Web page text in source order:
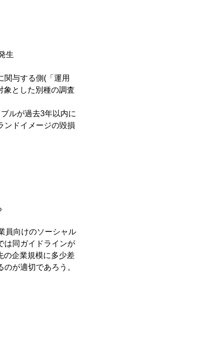
生
与する側(「運用
象とした別種の調査
ルが過去3年以内に
ンドイメージの毀損
員向けのソーシャル
は同ガイドラインが
の企業規模に多少差
が適切であろう。